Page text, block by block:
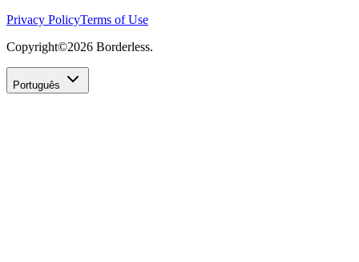
Privacy PolicyTerms of Use
Copyright©2026 Borderless.
Português